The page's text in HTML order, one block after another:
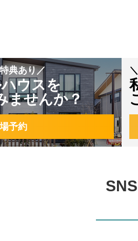
典あり／
ウスを
ませんか？
予約
SNS